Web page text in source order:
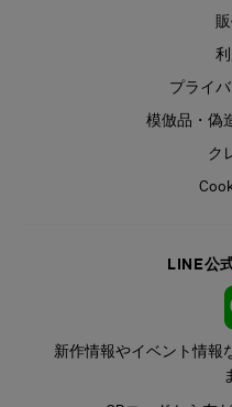
プライ
模倣品・偽
ク
LINE公
新作情報やイベント情報